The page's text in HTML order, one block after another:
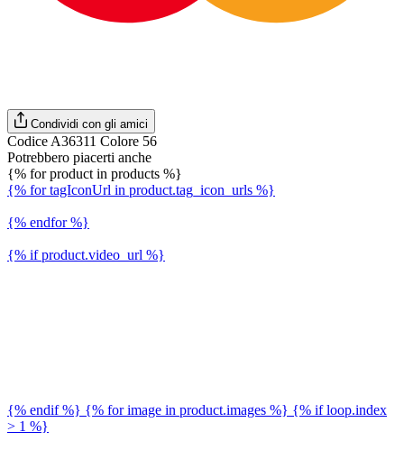
Condividi con gli amici
Codice A36311 Colore 56
Potrebbero piacerti anche
{% for product in products %}
{% for tagIconUrl in product.tag_icon_urls %}
{% endfor %}
{% if product.video_url %}
{% endif %} {% for image in product.images %} {% if loop.index
> 1 %}